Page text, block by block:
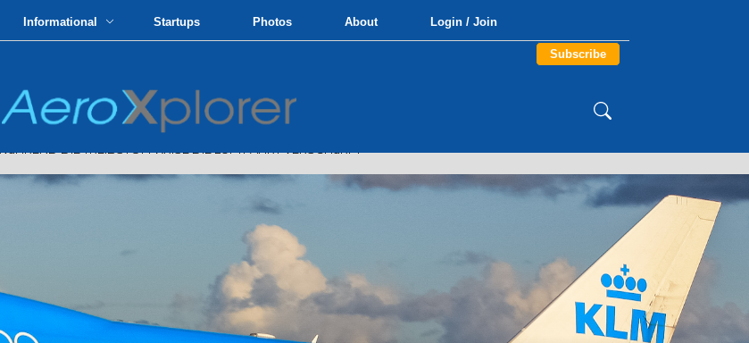
Informational Startups Photos About Login / Join
Subscribe